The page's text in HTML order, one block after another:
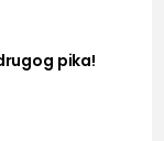
pika!